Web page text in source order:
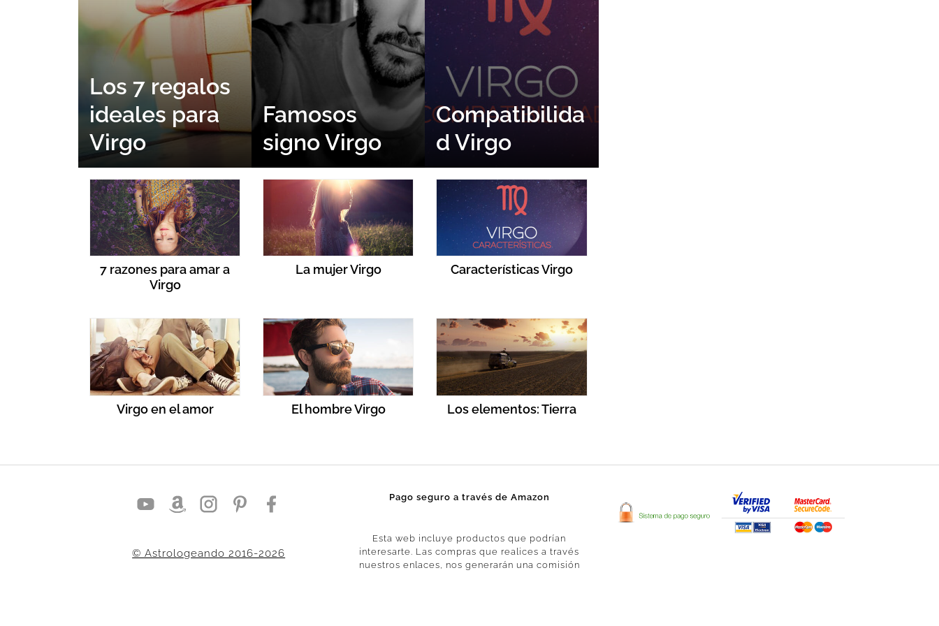
Los 7 regalos
ideales para
Virgo
Famosos
signo Virgo
Compatibilida
d Virgo
7 razones para amar a
Virgo
La mujer Virgo Características Virgo
Virgo en el amor El hombre Virgo Los elementos: Tierra
© Astrologeando 2016-2026
Pago seguro a través de Amazon
Esta web incluye productos que podrían
interesarte. Las compras que realices a través
nuestros enlaces, nos generarán una comisión